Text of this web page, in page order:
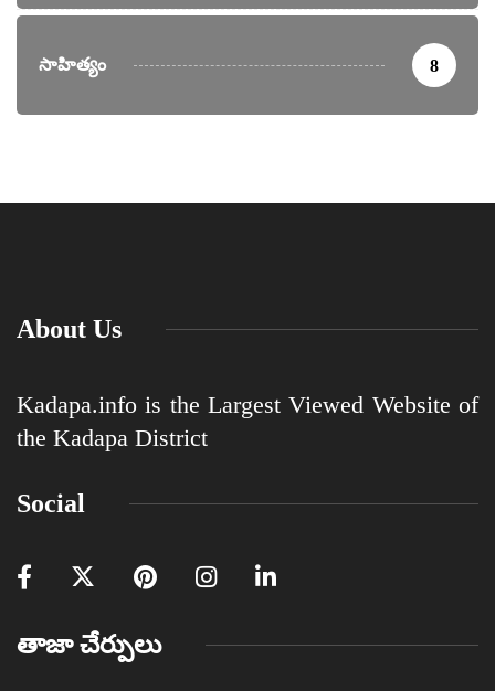
సాహిత్యం 8
About Us
Kadapa.info is the Largest Viewed Website of
the Kadapa District
Social
తాజా చేర్పులు